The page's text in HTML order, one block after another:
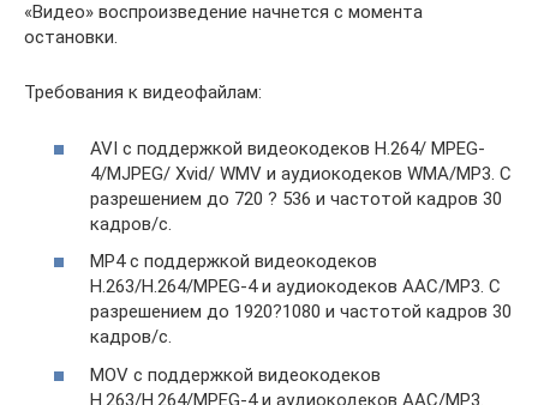
«Видео» воспроизведение начнется с момента
остановки.
Требования к видеофайлам:
AVI с поддержкой видеокодеков H.264/ MPEG-
4/MJPEG/ Xvid/ WMV и аудиокодеков WMA/MP3. С
разрешением до 720 ? 536 и частотой кадров 30
кадров/с.
MP4 с поддержкой видеокодеков
H.263/H.264/MPEG-4 и аудиокодеков AAC/MP3. С
разрешением до 1920?1080 и частотой кадров 30
кадров/с.
MOV с поддержкой видеокодеков
H.263/H.264/MPEG-4 и аудиокодеков AAC/MP3.